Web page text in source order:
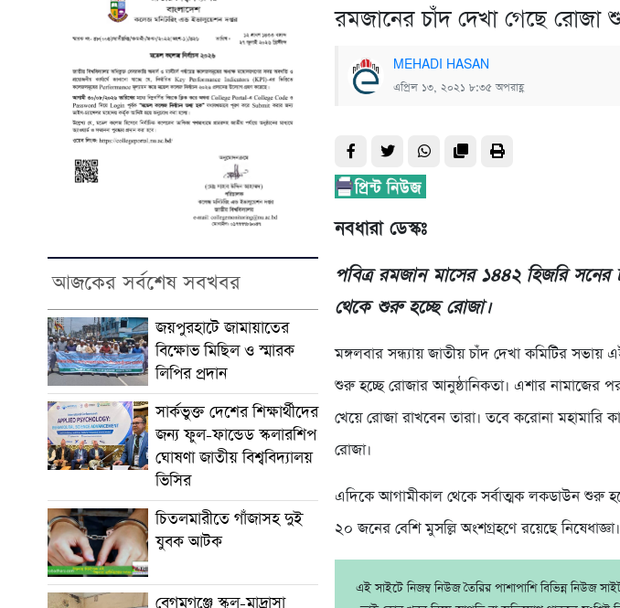
আজকের সর্বশেষ সবখবর
জয়পুরহাটে জামায়াতের
বিক্ষোভ মিছিল ও স্মারক
লিপির প্রদান
সার্কভুক্ত দেশের শিক্ষার্থীদের
জন্য ফুল-ফান্ডেড স্কলারশিপ
ঘোষণা জাতীয় বিশ্ববিদ্যালয়
ভিসির
চিতলমারীতে গাঁজাসহ দুই
যুবক আটক
বেগমগঞ্জে স্কুল-মাদ্রাসা
রমজানের চাঁদ দেখা গেছে
MEHADI HASAN
এপ্রিল ১৩, ২০২১ ৮:৩৫ অপরাহ্ণ
নবধারা ডেস্কঃ
পবিত্র রমজান মাসের ১৪৪২ হিজরি
থেকে শুরু হচ্ছে রোজা।
মঙ্গলবার সন্ধ্যায় জাতীয় চাঁদ দেখা কমিটির সভায়
শুরু হচ্ছে রোজার আনুষ্ঠানিকতা। এশার নামাজের
খেয়ে রোজা রাখবেন তারা। তবে করোনা মহামারি
রোজা।
এদিকে আগামীকাল থেকে সর্বাত্মক লকডাউন শুরু
২০ জনের বেশি মুসল্লি অংশগ্রহণে রয়েছে নিষেধাজ্ঞা।
এই সাইটে নিজম্ব নিউজ তৈরির পাশাপাশি বিভিন্ন নিউজ